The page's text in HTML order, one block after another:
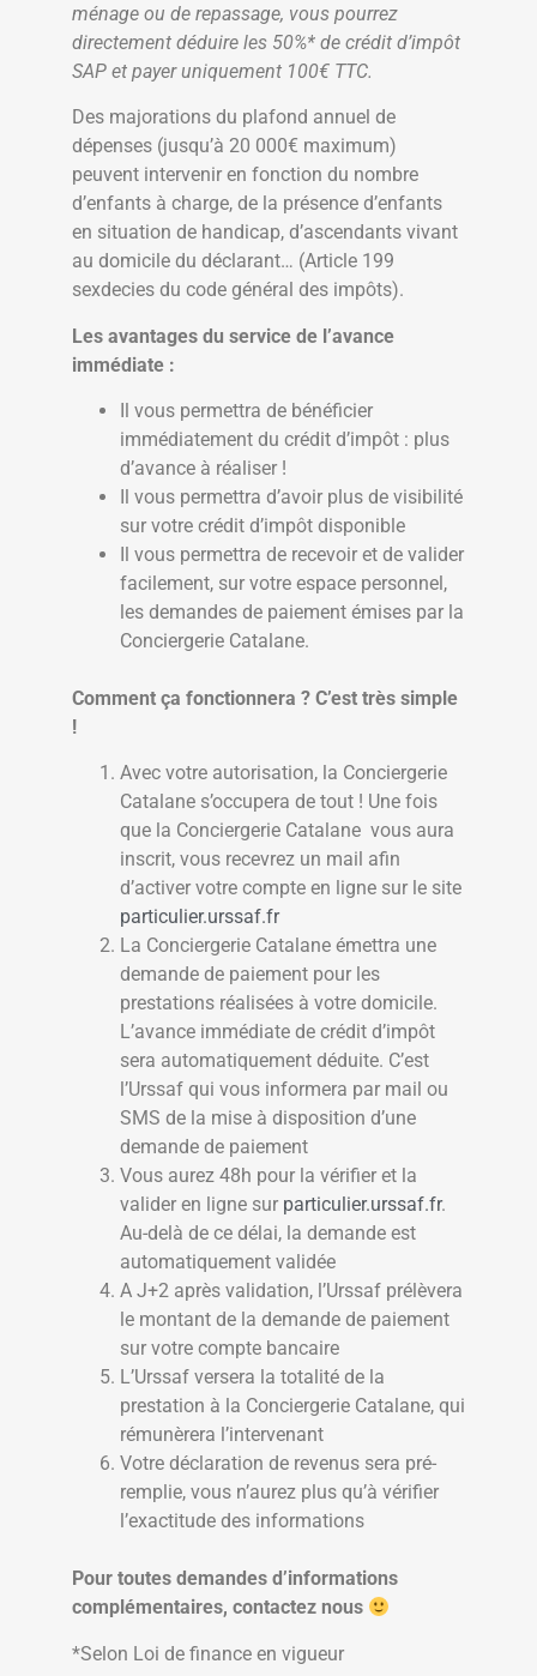
ménage ou de repassage, vous pourrez
directement déduire les 50%* de crédit d’impôt
SAP et payer uniquement 100€ TTC.
Des majorations du plafond annuel de
dépenses (jusqu’à 20 000€ maximum)
peuvent intervenir en fonction du nombre
d’enfants à charge, de la présence d’enfants
en situation de handicap, d’ascendants vivant
au domicile du déclarant… (Article 199
sexdecies du code général des impôts).
Les avantages du service de l’avance
immédiate :
Il vous permettra de bénéficier
immédiatement du crédit d’impôt : plus
d’avance à réaliser !
Il vous permettra d’avoir plus de visibilité
sur votre crédit d’impôt disponible
Il vous permettra de recevoir et de valider
facilement, sur votre espace personnel,
les demandes de paiement émises par la
Conciergerie Catalane.
Comment ça fonctionnera ? C’est très simple
!
​​​​​Avec votre autorisation, la Conciergerie
Catalane s’occupera de tout ! Une fois
que la Conciergerie Catalane vous aura
inscrit, vous recevrez un mail afin
d’activer votre compte en ligne sur le site
particulier.urssaf.fr
La Conciergerie Catalane émettra une
demande de paiement pour les
prestations réalisées à votre domicile.
L’avance immédiate de crédit d’impôt
sera automatiquement déduite. C’est
l’Urssaf qui vous informera par mail ou
SMS de la mise à disposition d’une
demande de paiement
Vous aurez 48h pour la vérifier et la
valider en ligne sur particulier.urssaf.fr.
Au-delà de ce délai, la demande est
automatiquement validée
A J+2 après validation, l’Urssaf prélèvera
le montant de la demande de paiement
sur votre compte bancaire
L’Urssaf versera la totalité de la
prestation à la Conciergerie Catalane, qui
rémunèrera l’intervenant
Votre déclaration de revenus sera pré-
remplie, vous n’aurez plus qu’à vérifier
l’exactitude des informations
Pour toutes demandes d’informations
complémentaires, contactez nous
*Selon Loi de finance en vigueur